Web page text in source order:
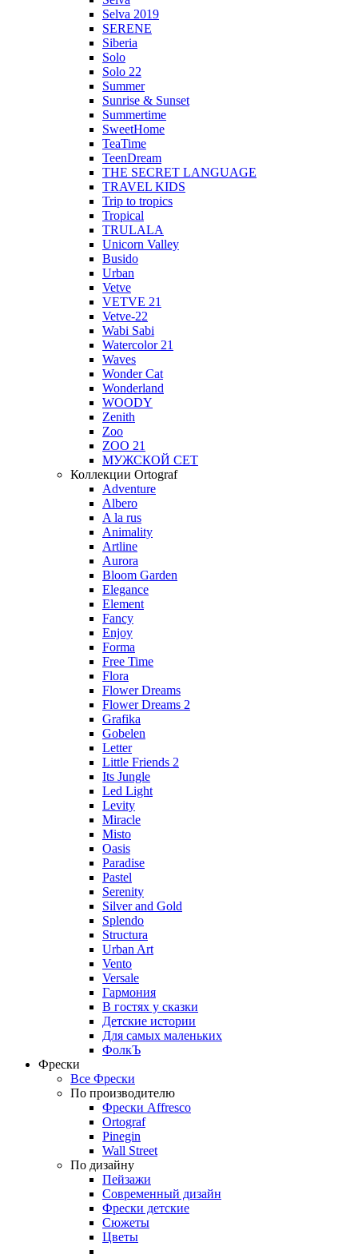
Selva 2019
SERENE
Siberia
Solo
Solo 22
Summer
Sunrise & Sunset
Summertime
SweetHome
TeaTime
TeenDream
THE SECRET LANGUAGE
TRAVEL KIDS
Trip to tropics
Tropical
TRULALA
Unicorn Valley
Busido
Urban
Vetve
VETVE 21
Vetve-22
Wabi Sabi
Watercolor 21
Waves
Wonder Cat
Wonderland
WOODY
Zenith
Zoo
ZOO 21
МУЖСКОЙ СЕТ
Коллекции Ortograf
Adventure
Albero
A la rus
Animality
Artline
Aurora
Bloom Garden
Elegance
Element
Fancy
Enjoy
Forma
Free Time
Flora
Flower Dreams
Flower Dreams 2
Grafika
Gobelen
Letter
Little Friends 2
Its Jungle
Led Light
Levity
Miracle
Misto
Oasis
Paradise
Pastel
Serenity
Silver and Gold
Splendo
Structura
Urban Art
Vento
Versale
Гармония
В гостях у сказки
Детские истории
Для самых маленьких
ФолкЪ
Фрески
Все Фрески
По производителю
Фрески Affresco
Ortograf
Pinegin
Wall Street
По дизайну
Пейзажи
Современный дизайн
Фрески детские
Сюжеты
Цветы